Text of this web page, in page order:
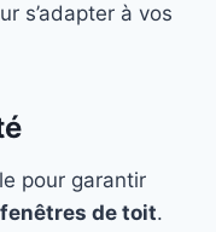
s’adapter à vos
pour garantir
fenêtres de toit.